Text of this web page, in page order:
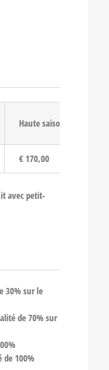
Haute saison
€ 170,00
avec petit-
30% sur le
de 70% sur
de 100%